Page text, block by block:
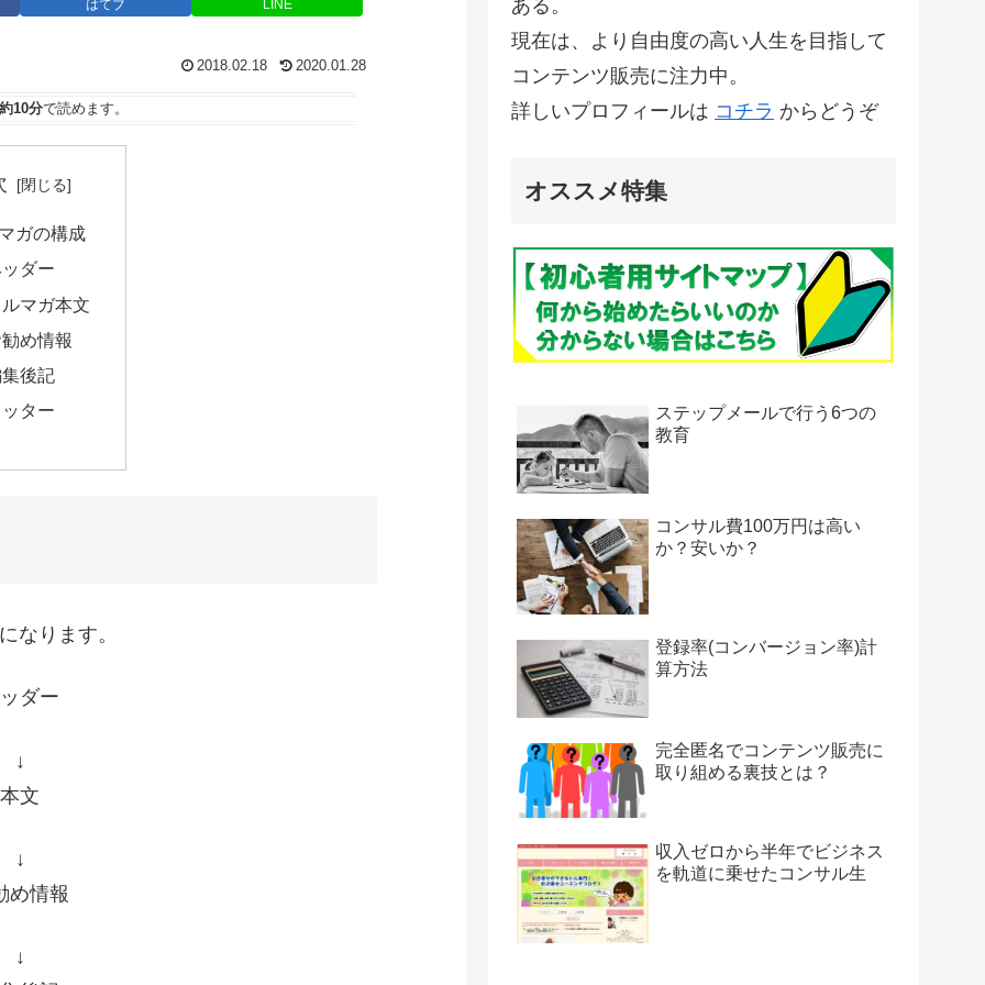
はてブ LINE
2018.02.18 2020.01.28
10分で読めます。
ガの構成
ダー
マガ本文
め情報
後記
ター
なります。
ダー
↓
本文
↓
め情報
↓
ある。
現在は、より自由度の高い人生を目指して
コンテンツ販売に注力中。
詳しいプロフィールは コチラ からどうぞ
オススメ特集
ステップメールで行う6つの
教育
コンサル費100万円は高い
か？安いか？
登録率(コンバージョン率)計
算方法
完全匿名でコンテンツ販売に
取り組める裏技とは？
収入ゼロから半年でビジネス
を軌道に乗せたコンサル生